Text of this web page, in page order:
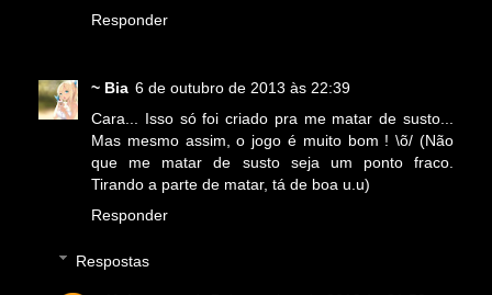
Responder
~ Bia 6 de outubro de 2013 às 22:39
Cara... Isso só foi criado pra me matar de susto...
Mas mesmo assim, o jogo é muito bom ! \õ/ (Não
que me matar de susto seja um ponto fraco.
Tirando a parte de matar, tá de boa u.u)
Responder
Respostas